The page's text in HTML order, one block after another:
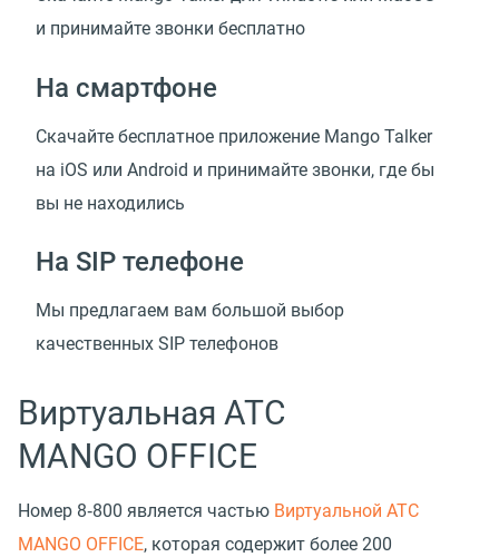
и принимайте звонки бесплатно
На смартфоне
Скачайте бесплатное приложение Mango Talker
на iOS или Android и принимайте звонки, где бы
вы не находились
На SIP телефоне
Мы предлагаем вам большой выбор
качественных SIP телефонов
Виртуальная АТС
MANGO OFFICE
Номер 8‑800 является частью Виртуальной АТС
MANGO OFFICE, которая содержит более 200